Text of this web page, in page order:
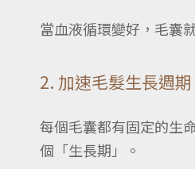
當血液循環變好，毛囊
2. 加速毛髮生長週期
每個毛囊都有固定的生
個「生長期」。